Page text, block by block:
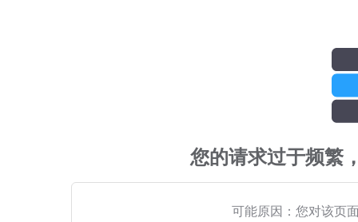
您的请求过于频繁
可能原因：您对该页